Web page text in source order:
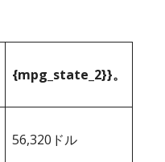
{mpg_state_2}}。
56,320ドル